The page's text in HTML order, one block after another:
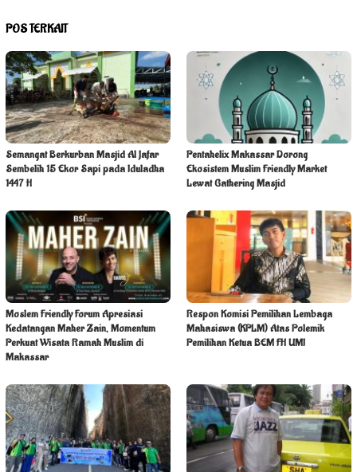
POS TERKAIT
Semangat Berkurban Masjid Al Jafar
Sembelih 15 Ekor Sapi pada Iduladha
1447 H
Pentahelix Makassar Dorong
Ekosistem Muslim Friendly Market
Lewat Gathering Masjid
Moslem Friendly Forum Apresiasi
Kedatangan Maher Zain, Momentum
Perkuat Wisata Ramah Muslim di
Makassar
Respon Komisi Pemilihan Lembaga
Mahasiswa (KPLM) Atas Polemik
Pemilihan Ketua BEM FH UMI